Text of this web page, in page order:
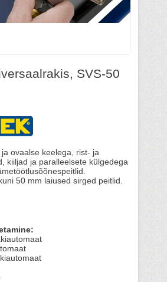
SVS-50
ovaalse keelega, rist- ja
kiiljad ja paralleelsete külgedega
50 mm laiused sirged peitlid.